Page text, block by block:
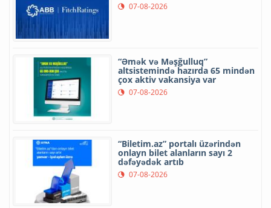
07-08-2026
“Əmək və Məşğulluq”
altsistemində hazırda 65 mindən
çox aktiv vakansiya var
07-08-2026
“Biletim.az” portalı üzərindən
onlayn bilet alanların sayı 2
dəfəyədək artıb
07-08-2026